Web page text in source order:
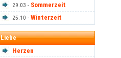
29.03 - Sommerzeit
25.10 - Winterzeit
Liebe
Herzen